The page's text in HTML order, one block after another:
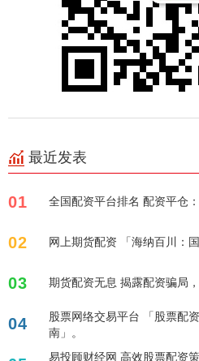
最近发表
01 全国配资平台排名 配资平仓
02 网上期货配资 「海纳百川：
03 期货配资无息 揭露配资骗局
04
股票网络交易平台 「股票配
南」。
易投顾财经网 高效股票配资